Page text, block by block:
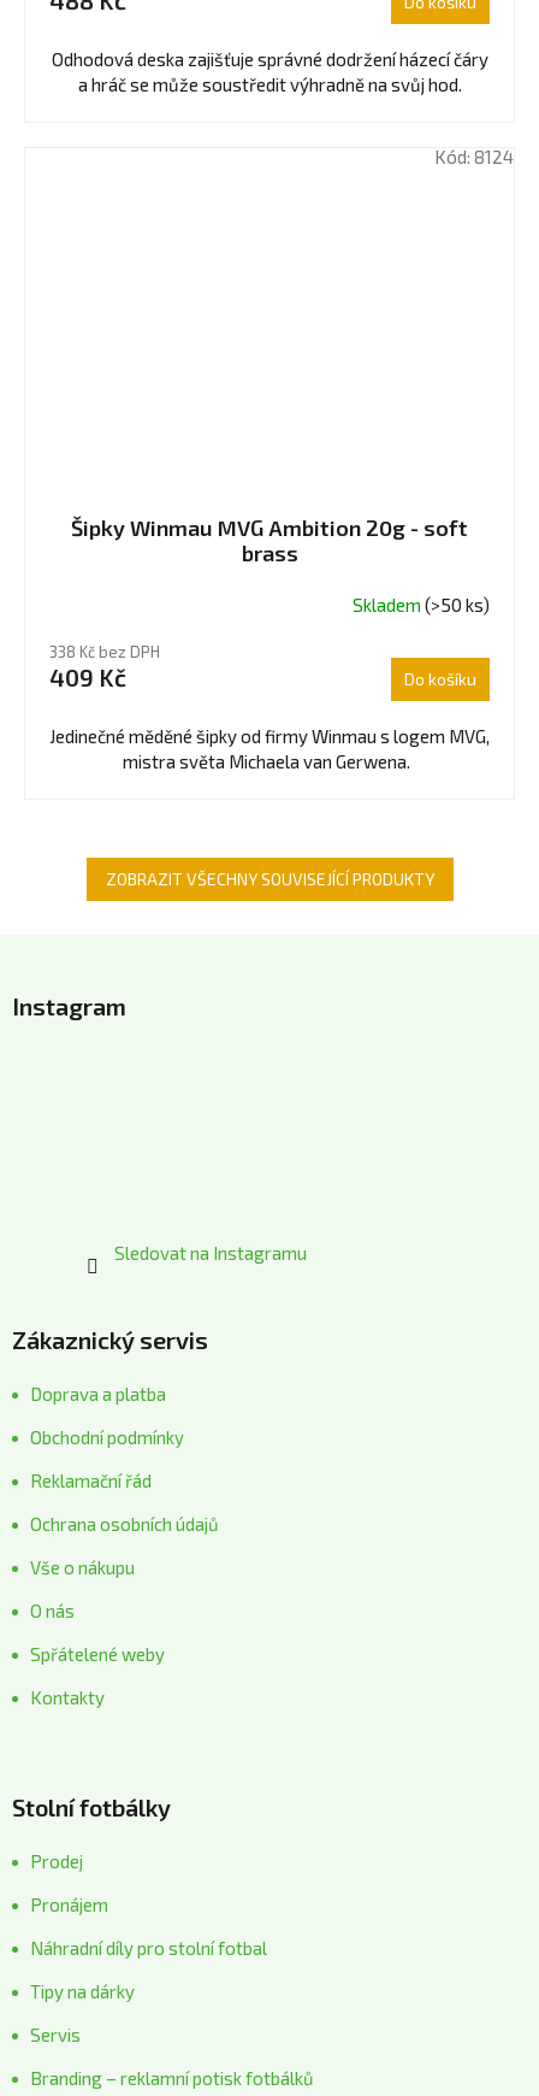
Odhodová deska zajišťuje správné dodržení házecí čáry
a hráč se může soustředit výhradně na svůj hod.
Šipky Winmau MVG Ambition 20g - soft
brass
produktu
je
z
Kód: 8124
Skladem(>50 ks)
338 Kč bez DPH
409 Kč Do košíku
Jedinečné měděné šipky od firmy Winmau s logem MVG,
mistra světa Michaela van Gerwena.
ZOBRAZIT VŠECHNY SOUVISEJÍCÍ PRODUKTY
pInstagram
Sledovat na Instagramu
Zákaznický servis
Doprava a platba
Obchodní podmínky
Reklamační řád
Ochrana osobních údajů
Vše o nákupu
O nás
Spřátelené weby
Kontakty
Stolní fotbálky
Prodej
Pronájem
Náhradní díly pro stolní fotbal
Tipy na dárky
Servis
Branding – reklamní potisk fotbálků